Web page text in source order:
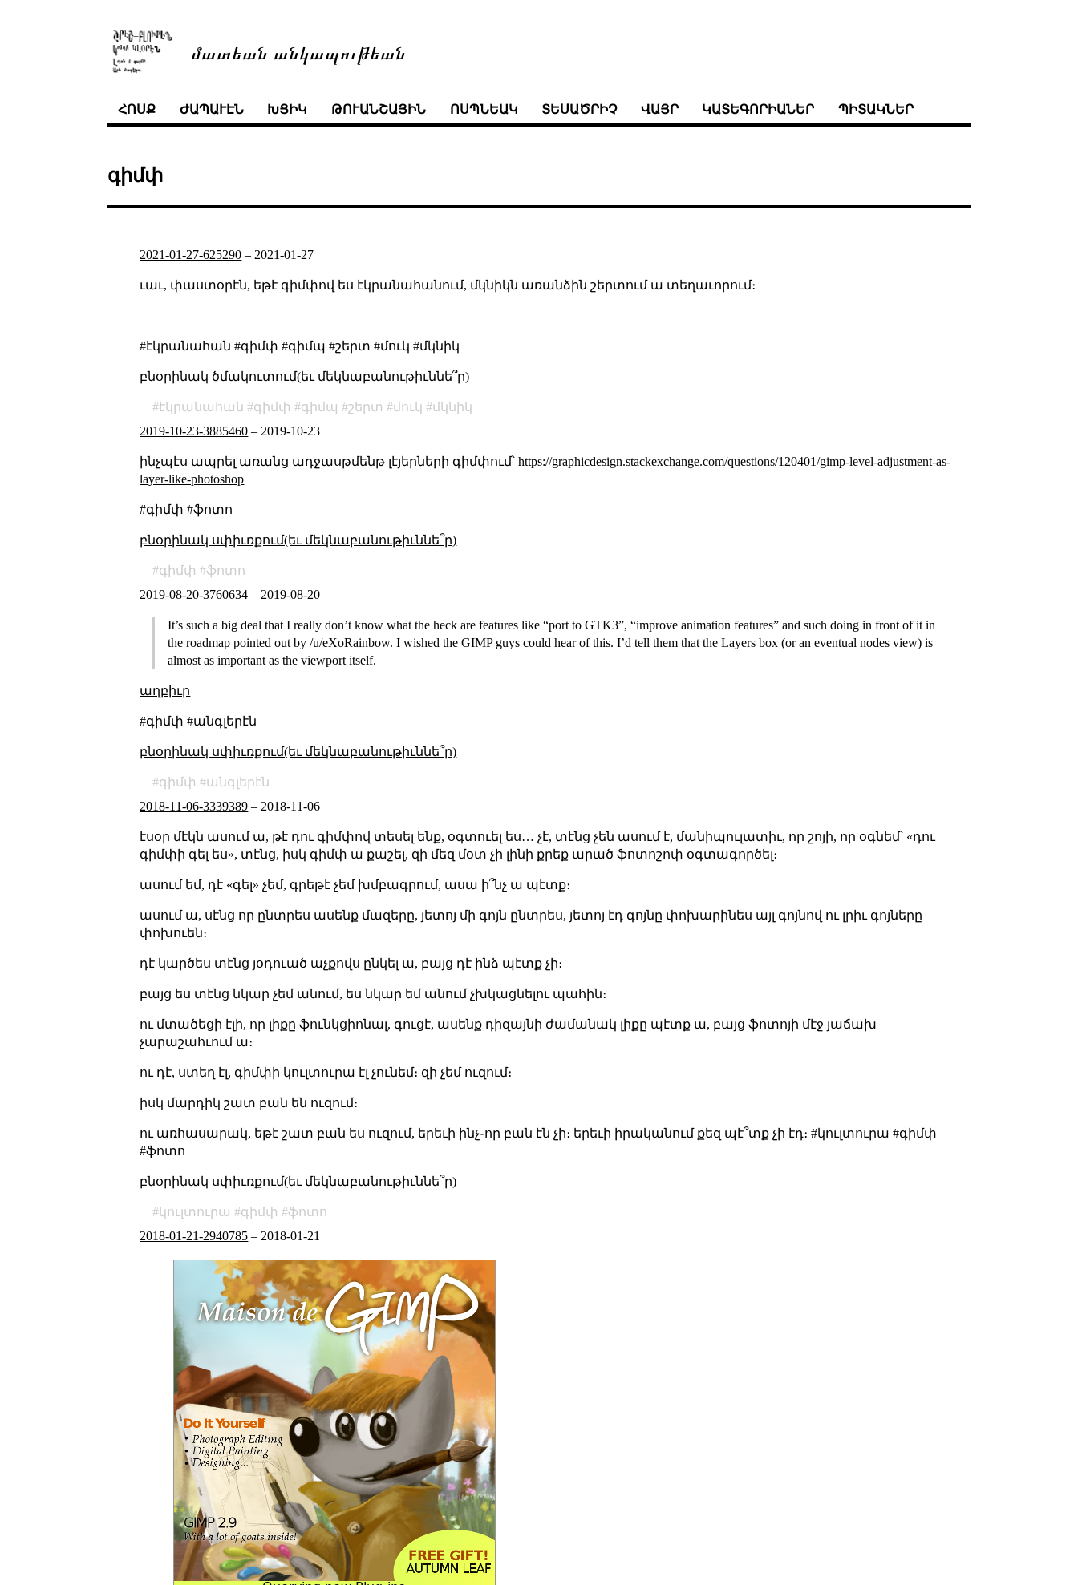
մատեան անկապութեան
ՀՈՍՔ ԺԱՊԱՒԷՆ ԽՑԻԿ ԹՈՒԱՆՇԱՅԻՆ ՈՍՊՆԵԱԿ ՏԵՍԱԾՐԻՉ ՎԱՅՐ ԿԱՏԵԳՈՐԻԱՆԵՐ ՊԻՏԱԿՆԵՐ
գիմփ
2021-01-27-625290 – 2021-01-27
ւաւ, փաստօրէն, եթէ գիմփով ես էկրանահանում, մկնիկն առանձին շերտում ա տեղաւորում։
#էկրանահան #գիմփ #գիմպ #շերտ #մուկ #մկնիկ
բնօրինակ ծմակուտում(եւ մեկնաբանութիւննե՞ր)
էկրանահան գիմփ գիմպ շերտ մուկ
մկնիկ
2019-10-23-3885460 – 2019-10-23
ինչպէս ապրել առանց ադջասթմենթ լէյերների գիմփում՝https://graphicdesign.stackexchange.com/questions/120401/gimp-level-adjustment-as-
layer-like-photoshop
#գիմփ #ֆոտո
բնօրինակ սփիւռքում(եւ մեկնաբանութիւննե՞ր)
գիմփ
ֆոտո
2019-08-20-3760634 – 2019-08-20
It’s such a big deal that I really don’t know what the heck are features like “port to GTK3”, “improve animation features” and such doing in front of it in
the roadmap pointed out by /u/eXoRainbow. I wished the GIMP guys could hear of this. I’d tell them that the Layers box (or an eventual nodes view) is
almost as important as the viewport itself.
աղբիւր
#գիմփ #անգլերէն
բնօրինակ սփիւռքում(եւ մեկնաբանութիւննե՞ր)
գիմփ
անգլերէն
2018-11-06-3339389 – 2018-11-06
էսօր մէկն ասում ա, թէ դու գիմփով տեսել ենք, օգտուել ես… չէ, տէնց չեն ասում է, մանիպուլատիւ, որ շոյի, որ օգնեմ՝ «դու
գիմփի գել ես», տէնց, իսկ գիմփ ա քաշել, զի մեզ մօտ չի լինի քրեք արած ֆոտոշոփ օգտագործել։
ասում եմ, դէ «գել» չեմ, գրեթէ չեմ խմբագրում, ասա ի՞նչ ա պէտք։
ասում ա, սէնց որ ընտրես ասենք մազերը, յետոյ մի գոյն ընտրես, յետոյ էդ գոյնը փոխարինես այլ գոյնով ու լրիւ գոյները
փոխուեն։
դէ կարծես տէնց յօդուած աչքովս ընկել ա, բայց դէ ինձ պէտք չի։
բայց ես տէնց նկար չեմ անում, ես նկար եմ անում չխկացնելու պահին։
ու մտածեցի էլի, որ լիքը ֆունկցիոնալ, գուցէ, ասենք դիզայնի ժամանակ լիքը պէտք ա, բայց ֆոտոյի մէջ յաճախ
չարաշահւում ա։
ու դէ, ստեղ էլ, գիմփի կուլտուրա էլ չունեմ։ զի չեմ ուզում։
իսկ մարդիկ շատ բան են ուզում։
ու առհասարակ, եթէ շատ բան ես ուզում, երեւի ինչ֊որ բան էն չի։ երեւի իրականում քեզ պէ՞տք չի էդ։ #կուլտուրա #գիմփ
#ֆոտո
բնօրինակ սփիւռքում(եւ մեկնաբանութիւննե՞ր)
կուլտուրա գիմփ
ֆոտո
2018-01-21-2940785 – 2018-01-21